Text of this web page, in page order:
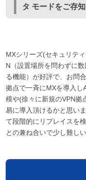
タ モードをご存
MXシリーズ(セキュリテ
N（設置場所を問わずに
る機能）が好評で、お問
拠点で一斉にMXを導入し
模や(徐々に新規のVPN拠
易に導入頂けるかと思い
て段階的にリプレイスを
との兼ね合いで少し難し